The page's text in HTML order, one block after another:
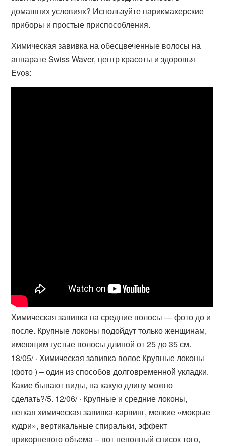
домашних условиях? Используйте парикмахерские
приборы и простые приспособления.
Химическая завивка на обесцвеченные волосы на
аппарате Swiss Waver, центр красоты и здоровья
Evos:
Химическая завивка на средние волосы — фото до и
после. Крупные локоны подойдут только женщинам,
имеющим густые волосы длиной от 25 до 35 см.
18/05/ · Химическая завивка волос Крупные локоны
(фото ) – один из способов долговременной укладки.
Какие бывают виды, на какую длину можно
сделать?/5. 12/06/ · Крупные и средние локоны,
легкая химическая завивка-карвинг, мелкие «мокрые
кудри», вертикальные спиральки, эффект
прикорневого объема – вот неполный список того,